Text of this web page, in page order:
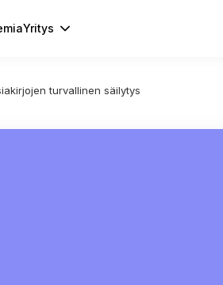
Yritys
turvallinen säilytys